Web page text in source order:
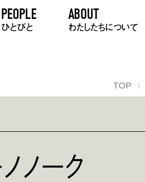
PEOPLE
ひとびと
ABOUT
わたしたちについて
TOP
ノーク